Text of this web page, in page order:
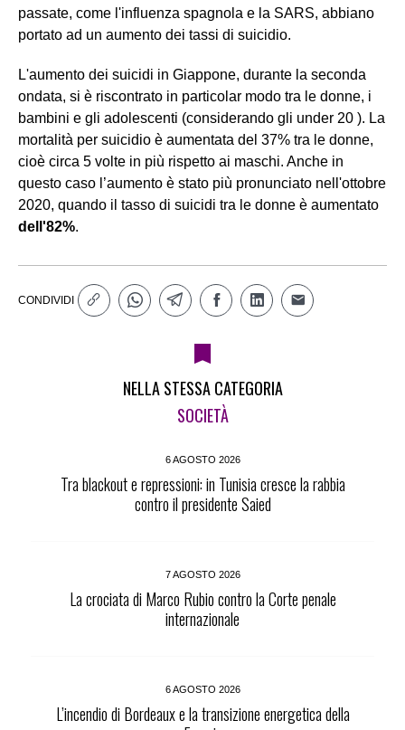
passate, come l'influenza spagnola e la SARS, abbiano
portato ad un aumento dei tassi di suicidio.
L'aumento dei suicidi in Giappone, durante la seconda
ondata, si è riscontrato in particolar modo tra le donne, i
bambini e gli adolescenti (considerando gli under 20 ). La
mortalità per suicidio è aumentata del 37% tra le donne,
cioè circa 5 volte in più rispetto ai maschi. Anche in
questo caso l’aumento è stato più pronunciato nell'ottobre
2020, quando il tasso di suicidi tra le donne è aumentato
dell'82%.
CONDIVIDI
NELLA STESSA CATEGORIA
SOCIETÀ
6 AGOSTO 2026
Tra blackout e repressioni: in Tunisia cresce la rabbia
contro il presidente Saied
7 AGOSTO 2026
La crociata di Marco Rubio contro la Corte penale
internazionale
6 AGOSTO 2026
L’incendio di Bordeaux e la transizione energetica della